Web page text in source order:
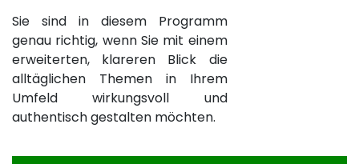
Sie sind in diesem Programm
genau richtig, wenn Sie mit einem
erweiterten, klareren Blick die
alltäglichen Themen in Ihrem
Umfeld wirkungsvoll und
authentisch gestalten möchten.